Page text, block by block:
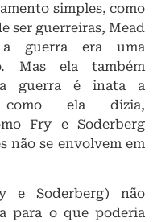
simples, como
ser guerreiras, Mead
guerra era uma
Mas ela também
guerra é inata a
como ela dizia,
Fry e Soderberg
não se envolvem em
e Soderberg) não
para o que poderia